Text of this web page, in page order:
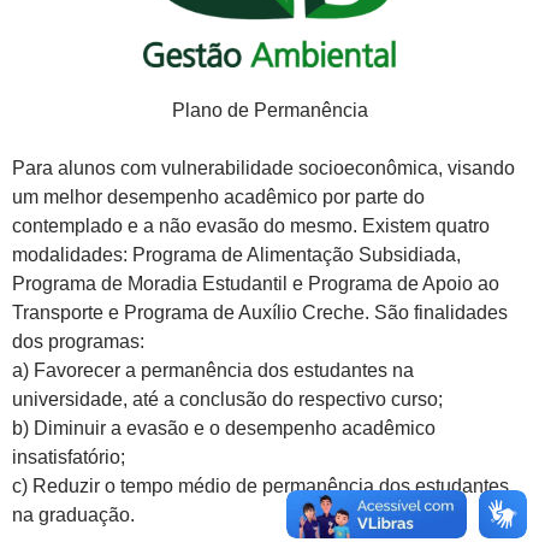
Plano de Permanência
Para alunos com vulnerabilidade socioeconômica, visando
um melhor desempenho acadêmico por parte do
contemplado e a não evasão do mesmo. Existem quatro
modalidades: Programa de Alimentação Subsidiada,
Programa de Moradia Estudantil e Programa de Apoio ao
Transporte e Programa de Auxílio Creche. São finalidades
dos programas:
a) Favorecer a permanência dos estudantes na
universidade, até a conclusão do respectivo curso;
b) Diminuir a evasão e o desempenho acadêmico
insatisfatório;
c) Reduzir o tempo médio de permanência dos estudantes
na graduação.